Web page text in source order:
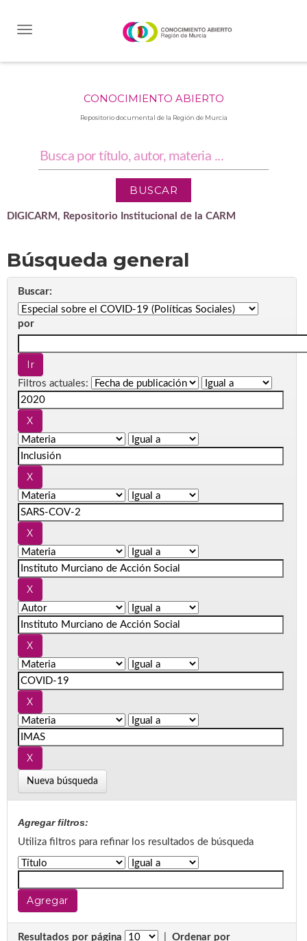
CONOCIMIENTO ABIERTO
Repositorio documental de la Región de Murcia
DIGICARM, Repositorio Institucional de la CARM
Búsqueda general
Buscar:
por
Filtros actuales:
Nueva búsqueda
Agregar filtros:
Utiliza filtros para refinar los resultados de búsqueda
Resultados por página
Ordenar por